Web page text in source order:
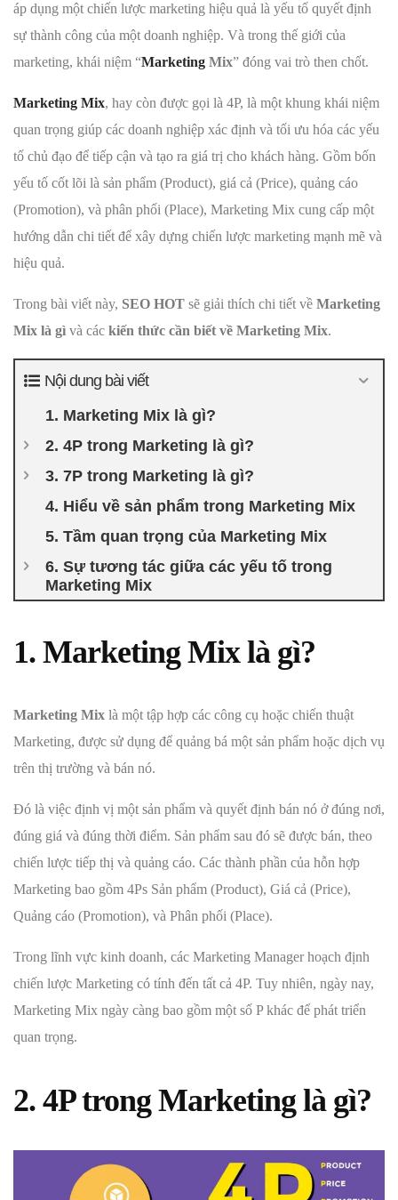
áp dụng một chiến lược marketing hiệu quả là yếu tố quyết định
sự thành công của một doanh nghiệp. Và trong thế giới của
marketing, khái niệm “Marketing Mix” đóng vai trò then chốt.
Marketing Mix, hay còn được gọi là 4P, là một khung khái niệm
quan trọng giúp các doanh nghiệp xác định và tối ưu hóa các yếu
tố chủ đạo để tiếp cận và tạo ra giá trị cho khách hàng. Gồm bốn
yếu tố cốt lõi là sản phẩm (Product), giá cả (Price), quảng cáo
(Promotion), và phân phối (Place), Marketing Mix cung cấp một
hướng dẫn chi tiết để xây dựng chiến lược marketing mạnh mẽ và
hiệu quả.
Trong bài viết này, SEO HOT sẽ giải thích chi tiết về Marketing
Mix là gì và các kiến thức cần biết về Marketing Mix.
Nội dung bài viết
1. Marketing Mix là gì?
2. 4P trong Marketing là gì?
3. 7P trong Marketing là gì?
4. Hiểu về sản phẩm trong Marketing Mix
5. Tầm quan trọng của Marketing Mix
6. Sự tương tác giữa các yếu tố trong
Marketing Mix
1. Marketing Mix là gì?
Marketing Mix là một tập hợp các công cụ hoặc chiến thuật
Marketing, được sử dụng để quảng bá một sản phẩm hoặc dịch vụ
trên thị trường và bán nó.
Đó là việc định vị một sản phẩm và quyết định bán nó ở đúng nơi,
đúng giá và đúng thời điểm. Sản phẩm sau đó sẽ được bán, theo
chiến lược tiếp thị và quảng cáo. Các thành phần của hỗn hợp
Marketing bao gồm 4Ps Sản phẩm (Product), Giá cả (Price),
Quảng cáo (Promotion), và Phân phối (Place).
Trong lĩnh vực kinh doanh, các Marketing Manager hoạch định
chiến lược Marketing có tính đến tất cả 4P. Tuy nhiên, ngày nay,
Marketing Mix ngày càng bao gồm một số P khác để phát triển
quan trọng.
2. 4P trong Marketing là gì?